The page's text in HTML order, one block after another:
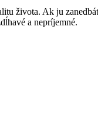
života. Ak ju
a nepríjemné.